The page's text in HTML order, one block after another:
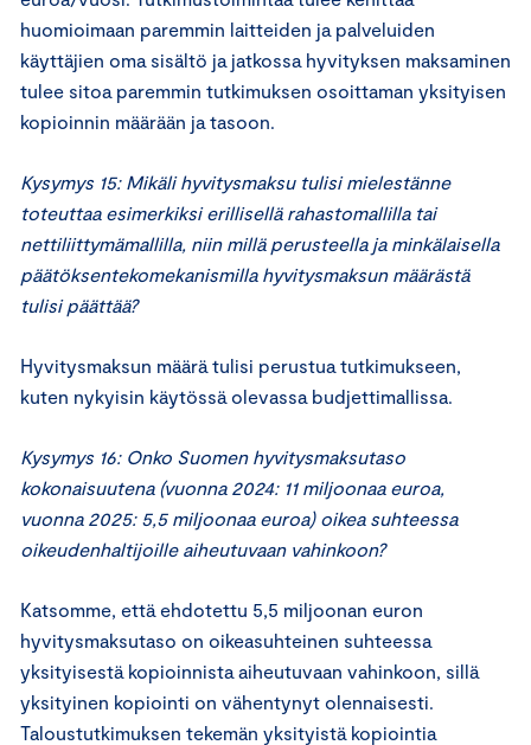
huomioimaan paremmin laitteiden ja palveluiden
käyttäjien oma sisältö ja jatkossa hyvityksen maksaminen
tulee sitoa paremmin tutkimuksen osoittaman yksityisen
kopioinnin määrään ja tasoon.
Kysymys 15: Mikäli hyvitysmaksu tulisi mielestänne
toteuttaa esimerkiksi erillisellä rahastomallilla tai
nettiliittymämallilla, niin millä perusteella ja minkälaisella
päätöksentekomekanismilla hyvitysmaksun määrästä
tulisi päättää?
Hyvitysmaksun määrä tulisi perustua tutkimukseen,
kuten nykyisin käytössä olevassa budjettimallissa.
Kysymys 16: Onko Suomen hyvitysmaksutaso
kokonaisuutena (vuonna 2024: 11 miljoonaa euroa,
vuonna 2025: 5,5 miljoonaa euroa) oikea suhteessa
oikeudenhaltijoille aiheutuvaan vahinkoon?
Katsomme, että ehdotettu 5,5 miljoonan euron
hyvitysmaksutaso on oikeasuhteinen suhteessa
yksityisestä kopioinnista aiheutuvaan vahinkoon, sillä
yksityinen kopiointi on vähentynyt olennaisesti.
Taloustutkimuksen tekemän yksityistä kopiointia